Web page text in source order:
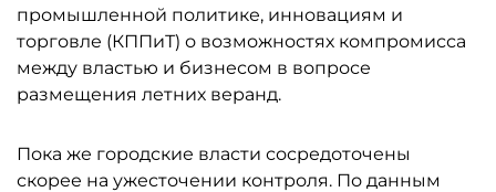
промышленной политике, инновациям и
торговле (КППиТ) о возможностях компромисса
между властью и бизнесом в вопросе
размещения летних веранд.
Пока же городские власти сосредоточены
скорее на ужесточении контроля. По данным